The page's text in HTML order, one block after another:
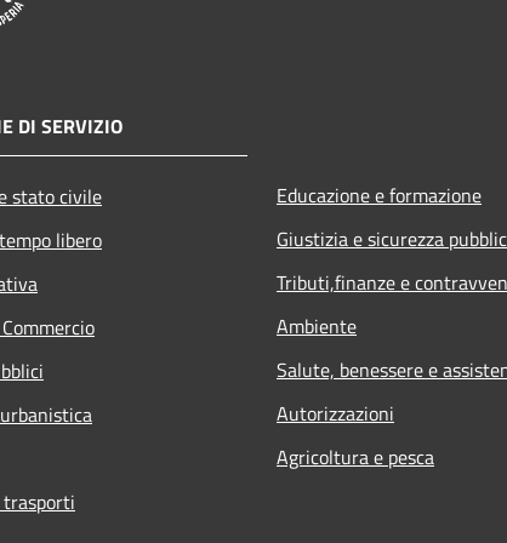
DI SERVIZIO
stato civile
libero
Educazione e formazione
Giustizia e sicurezza
Tributi,finanze e
Ambiente
Salute, benessere e
Autorizzazioni
Agricoltura e pesca